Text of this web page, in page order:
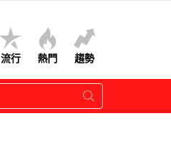
流行 熱門 趨勢